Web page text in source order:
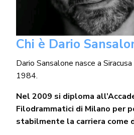
Chi è Dario
Dario Sansalone nasce a
1984.
Nel 2009 si diploma
Filodrammatici di Milano per
stabilmente la carriera come